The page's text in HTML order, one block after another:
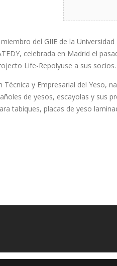
del GIIE de la
celebrada en Madrid el
Life-Repolyuse a sus socios.
Técnica y Empresarial del Yeso,
de yesos, escayolas y sus
tabiques, placas de yeso